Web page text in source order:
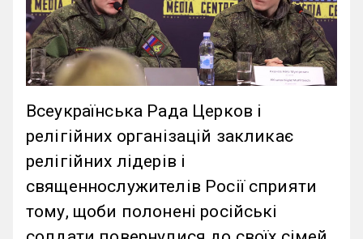
Всеукраїнська Рада Церков і
релігійних організацій закликає
релігійних лідерів і
священнослужителів Росії сприяти
тому, щоби полонені російські